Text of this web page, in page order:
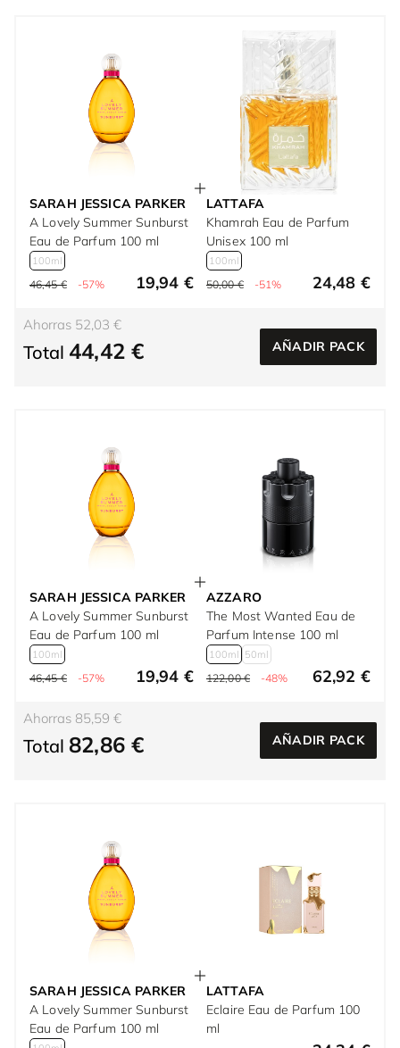
SARAH JESSICA PARKER
A Lovely Summer Sunburst
Eau de Parfum 100 ml
100ml
46,45 € -57% 19,94 €
LATTAFA
Khamrah Eau de Parfum
Unisex 100 ml
100ml
50,00 € -51% 24,48 €
Ahorras 52,03 €
Total 44,42 € AÑADIR PACK
SARAH JESSICA PARKER
A Lovely Summer Sunburst
Eau de Parfum 100 ml
100ml
46,45 € -57% 19,94 €
AZZARO
The Most Wanted Eau de
Parfum Intense 100 ml
100ml 50ml
122,00 € -48% 62,92 €
Ahorras 85,59 €
Total 82,86 € AÑADIR PACK
SARAH JESSICA PARKER
A Lovely Summer Sunburst
Eau de Parfum 100 ml
LATTAFA
Eclaire Eau de Parfum 100
ml